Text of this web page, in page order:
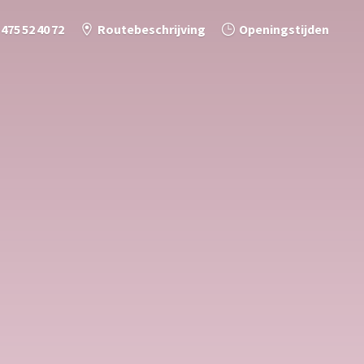
52 40 72 Routebeschrijving Openingstijden